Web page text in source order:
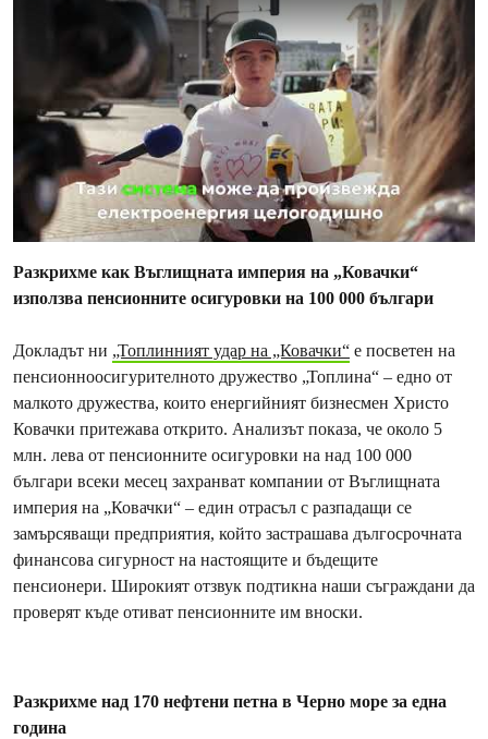
Разкрихме как Въглищната империя на „Ковачки“
използва пенсионните осигуровки на 100 000 българи
Докладът ни „Топлинният удар на „Ковачки“ е посветен на
пенсионноосигурителното дружество „Топлина“ – едно от
малкото дружества, които енергийният бизнесмен Христо
Ковачки притежава открито. Анализът показа, че около 5
млн. лева от пенсионните осигуровки на над 100 000
българи всеки месец захранват компании от Въглищната
империя на „Ковачки“ – един отрасъл с разпадащи се
замърсяващи предприятия, който застрашава дългосрочната
финансова сигурност на настоящите и бъдещите
пенсионери. Широкият отзвук подтикна наши съграждани да
проверят къде отиват пенсионните им вноски.
Разкрихме над 170 нефтени петна в Черно море за една
година